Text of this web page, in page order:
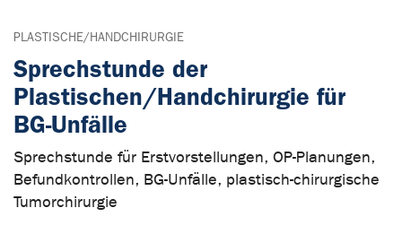
PLASTISCHE/HANDCHIRURGIE
Sprechstunde der
Plastischen/Handchirurgie für
BG-Unfälle
Sprechstunde für Erstvorstellungen, OP-Planungen,
Befundkontrollen, BG-Unfälle, plastisch-chirurgische
Tumorchirurgie